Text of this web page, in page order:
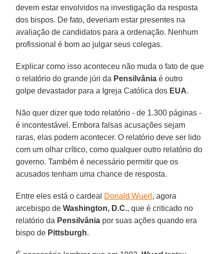
devem estar envolvidos na investigação da resposta
dos bispos. De fato, deveriam estar presentes na
avaliação de candidatos para a ordenação. Nenhum
profissional é bom ao julgar seus colegas.
Explicar como isso aconteceu não muda o fato de que
o relatório do grande júri da Pensilvânia é outro
golpe devastador para a Igreja Católica dos EUA.
Não quer dizer que todo relatório - de 1.300 páginas -
é incontestável. Embora falsas acusações sejam
raras, elas podem acontecer. O relatório deve ser lido
com um olhar crítico, como qualquer outro relatório do
governo. Também é necessário permitir que os
acusados tenham uma chance de resposta.
Entre eles está o cardeal Donald Wuerl , agora
arcebispo deWashington, D.C., que é criticado no
relatório da Pensilvânia por suas ações quando era
bispo de Pittsburgh.